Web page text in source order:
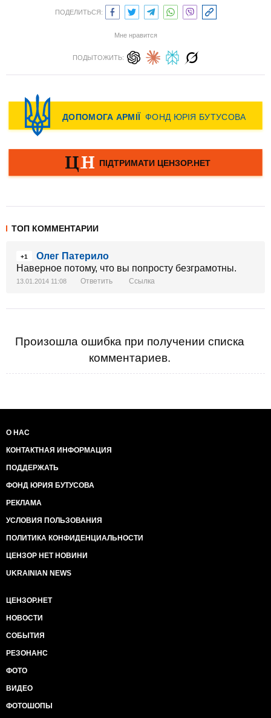
ПОДЕЛИТЬСЯ:
Мне нравится
ПОДЫТОЖИТЬ:
ТОП КОММЕНТАРИИ
+1
Олег Патерило
Наверное потому, что вы попросту безграмотны.
13.01.2014 11:08 Ответить Ссылка
Произошла ошибка при получении списка
комментариев.
О НАС
КОНТАКТНАЯ ИНФОРМАЦИЯ
ПОДДЕРЖАТЬ
ФОНД ЮРИЯ БУТУСОВА
РЕКЛАМА
УСЛОВИЯ ПОЛЬЗОВАНИЯ
ПОЛИТИКА КОНФИДЕНЦИАЛЬНОСТИ
ЦЕНЗОР НЕТ НОВИНИ
UKRAINIAN NEWS
ЦЕНЗОР.НЕТ
НОВОСТИ
СОБЫТИЯ
РЕЗОНАНС
ФОТО
ВИДЕО
ФОТОШОПЫ